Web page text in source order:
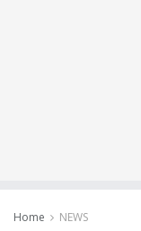
Home NEWS